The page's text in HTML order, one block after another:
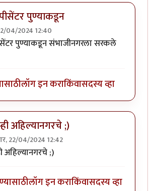
पुण्याकडून
04/2024 12:40
पुण्याकडून संभाजीनगरला सरकले
लॉग इन कराकिंवासदस्य व्हा
अहिल्यानगरचे ;)
22/04/2024 12:42
खादाडीचे एपीसेंटर पुण्याकडून
अहिल्यानगरचे ;)
लॉग इन कराकिंवासदस्य व्हा